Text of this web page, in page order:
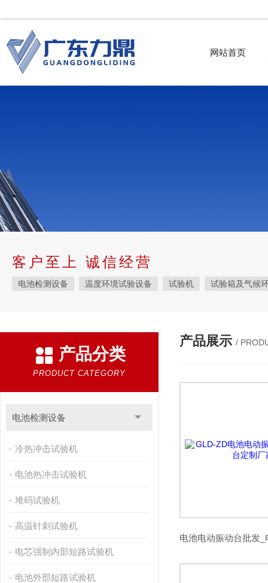
网站首页
客户至上 诚信经营
电池检测设备 温度环境试验设备 试验机 试验箱及气候
产品分类
PRODUCT CATEGORY
电池检测设备
冷热冲击试验机
电池热冲击试验机
堆码试验机
高温针刺试验机
电芯强制内部短路试验机
电池外部短路试验机
产品展示 /